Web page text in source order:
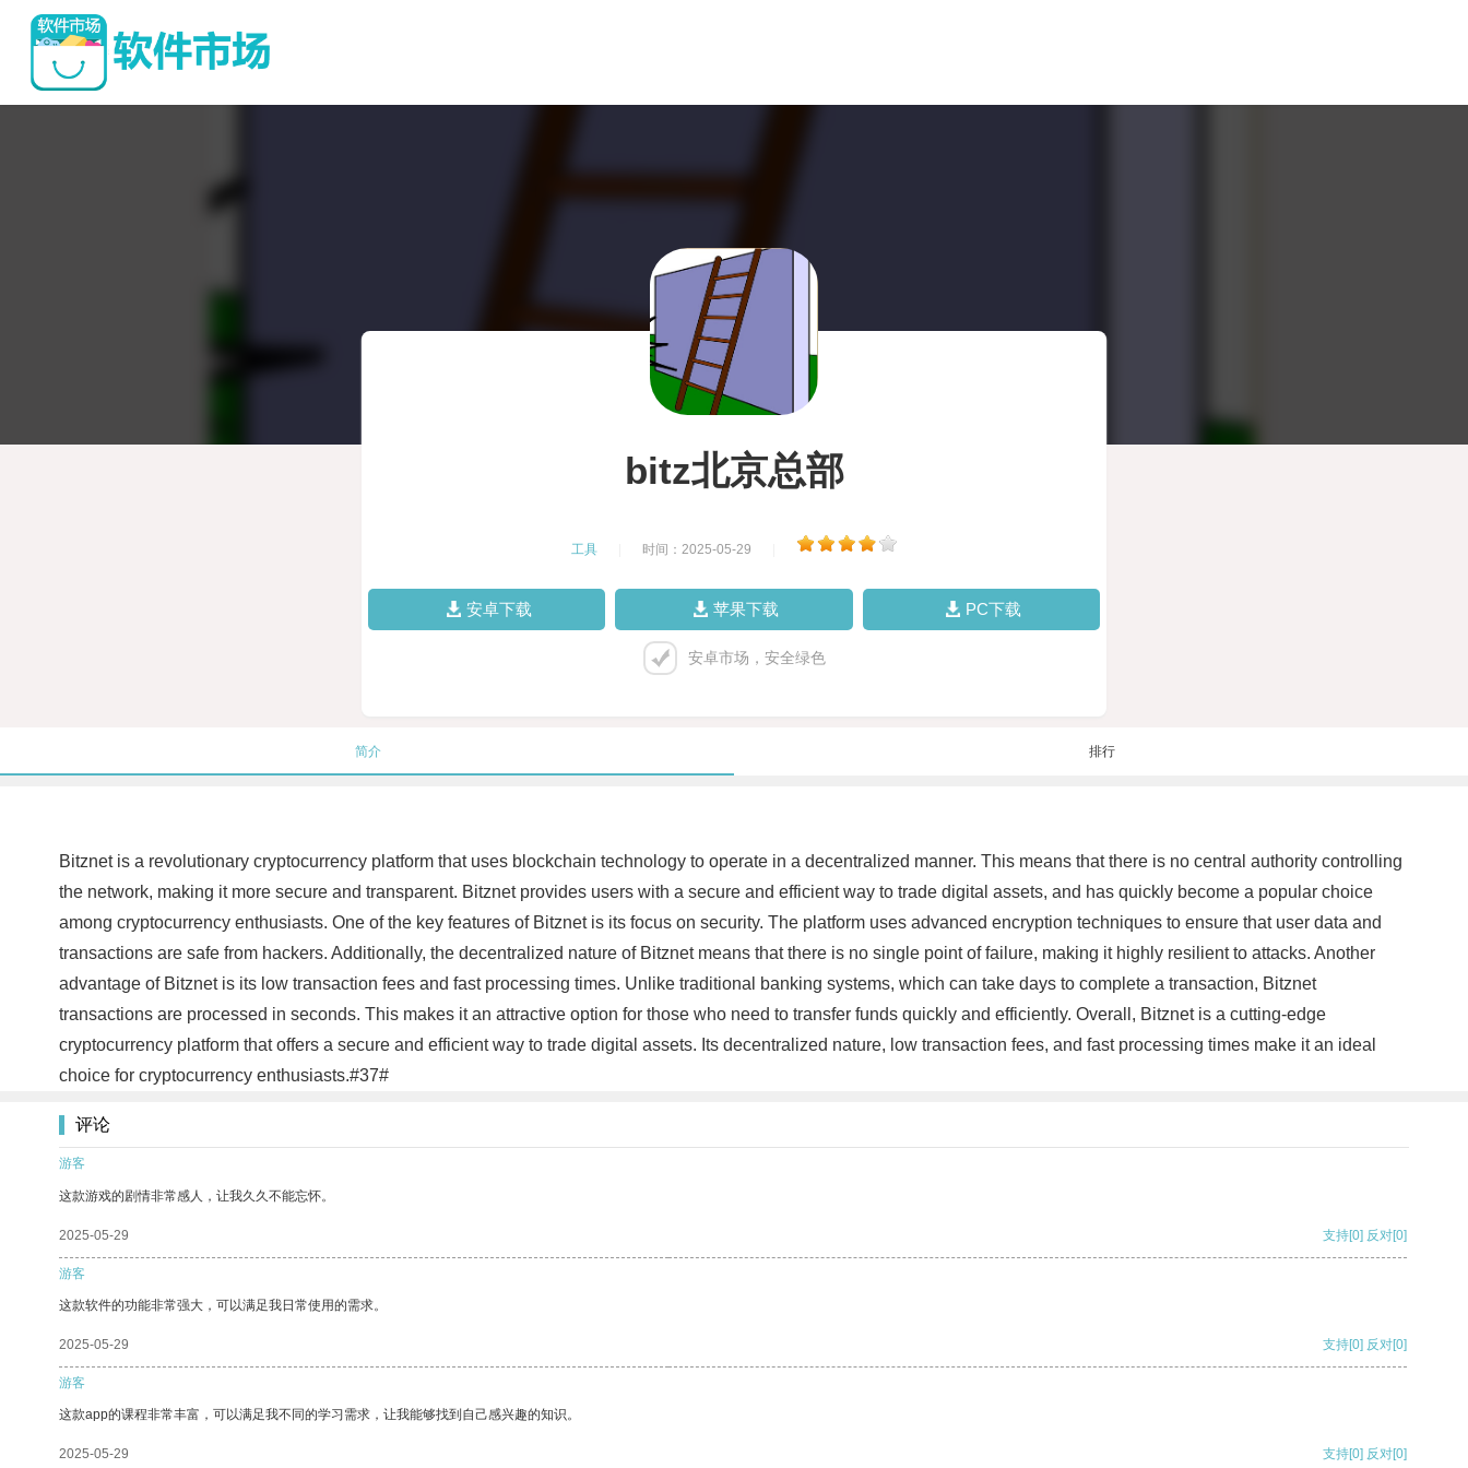
bitz北京总部
工具 时间：2025-05-29
安卓下载 苹果下载 PC下载
安卓市场，安全绿色
简介 排行
Bitznet is a revolutionary cryptocurrency platform that uses blockchain technology to operate in a decentralized manner. This means that there is no central authority controlling
the network, making it more secure and transparent. Bitznet provides users with a secure and efficient way to trade digital assets, and has quickly become a popular choice
among cryptocurrency enthusiasts. One of the key features of Bitznet is its focus on security. The platform uses advanced encryption techniques to ensure that user data and
transactions are safe from hackers. Additionally, the decentralized nature of Bitznet means that there is no single point of failure, making it highly resilient to attacks. Another
advantage of Bitznet is its low transaction fees and fast processing times. Unlike traditional banking systems, which can take days to complete a transaction, Bitznet
transactions are processed in seconds. This makes it an attractive option for those who need to transfer funds quickly and efficiently. Overall, Bitznet is a cutting-edge
cryptocurrency platform that offers a secure and efficient way to trade digital assets. Its decentralized nature, low transaction fees, and fast processing times make it an ideal
choice for cryptocurrency enthusiasts.#37#
评论
游客
这款游戏的剧情非常感人，让我久久不能忘怀。
2025-05-29 支持[0] 反对[0]
游客
这款软件的功能非常强大，可以满足我日常使用的需求。
2025-05-29 支持[0] 反对[0]
游客
这款app的课程非常丰富，可以满足我不同的学习需求，让我能够找到自己感兴趣的知识。
2025-05-29 支持[0] 反对[0]